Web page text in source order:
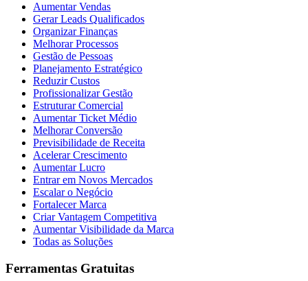
Aumentar Vendas
Gerar Leads Qualificados
Organizar Finanças
Melhorar Processos
Gestão de Pessoas
Planejamento Estratégico
Reduzir Custos
Profissionalizar Gestão
Estruturar Comercial
Aumentar Ticket Médio
Melhorar Conversão
Previsibilidade de Receita
Acelerar Crescimento
Aumentar Lucro
Entrar em Novos Mercados
Escalar o Negócio
Fortalecer Marca
Criar Vantagem Competitiva
Aumentar Visibilidade da Marca
Todas as Soluções
Ferramentas Gratuitas